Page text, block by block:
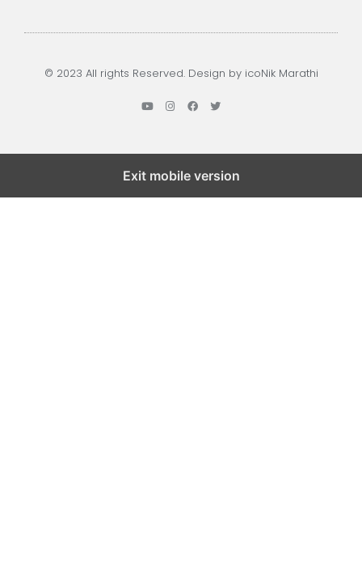
© 2023 All rights Reserved. Design by icoNik Marathi
Exit mobile version